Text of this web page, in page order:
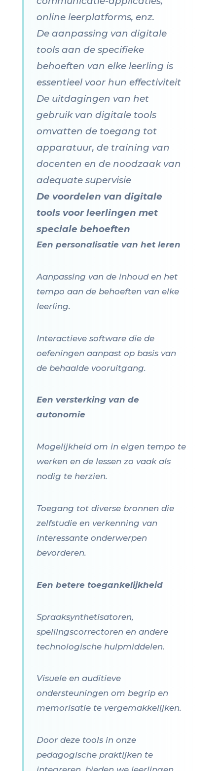
online leerplatforms, enz.
De aanpassing van digitale
tools aan de specifieke
behoeften van elke leerling is
essentieel voor hun effectiviteit
De uitdagingen van het
gebruik van digitale tools
omvatten de toegang tot
apparatuur, de training van
docenten en de noodzaak van
adequate supervisie
De voordelen van digitale
tools voor leerlingen met
speciale behoeften
Een personalisatie van het leren
Aanpassing van de inhoud en het
tempo aan de behoeften van elke
leerling.
Interactieve software die de
oefeningen aanpast op basis van
de behaalde vooruitgang.
Een versterking van de
autonomie
Mogelijkheid om in eigen tempo te
werken en de lessen zo vaak als
nodig te herzien.
Toegang tot diverse bronnen die
zelfstudie en verkenning van
interessante onderwerpen
bevorderen.
Een betere toegankelijkheid
Spraaksynthetisatoren,
spellingscorrectoren en andere
technologische hulpmiddelen.
Visuele en auditieve
ondersteuningen om begrip en
memorisatie te vergemakkelijken.
Door deze tools in onze
pedagogische praktijken te